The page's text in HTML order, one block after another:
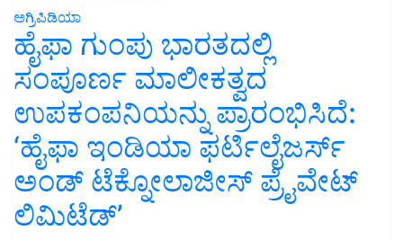
ಅಗ್ರಿಪಿಡಿಯಾ
ಹೈಫಾ ಗುಂಪು ಭಾರತದಲ್ಲಿ
ಸಂಪೂರ್ಣ ಮಾಲೀಕತ್ವದ
ಉಪಕಂಪನಿಯನ್ನು ಪ್ರಾರಂಭಿಸಿದೆ:
‘ಹೈಫಾ ಇಂಡಿಯಾ ಫರ್ಟಿಲೈಜರ್ಸ್
ಅಂಡ್ ಟೆಕ್ನೋಲಾಜೀಸ್ ಪ್ರೈವೇಟ್
ಲಿಮಿಟೆಡ್’